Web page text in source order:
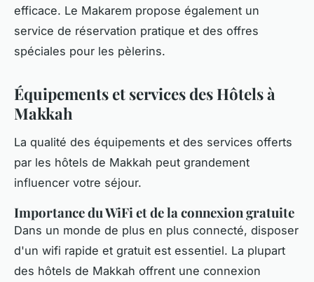
efficace. Le Makarem propose également un
service de réservation pratique et des offres
spéciales pour les pèlerins.
Équipements et services des Hôtels à
Makkah
La qualité des équipements et des services offerts
par les hôtels de Makkah peut grandement
influencer votre séjour.
Importance du WiFi et de la connexion gratuite
Dans un monde de plus en plus connecté, disposer
d'un wifi rapide et gratuit est essentiel. La plupart
des hôtels de Makkah offrent une connexion